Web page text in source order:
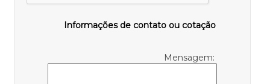
Informações de contato ou cotação
Mensagem: